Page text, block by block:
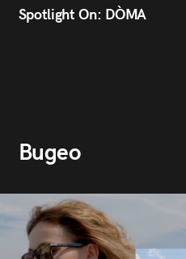
Spotlight On: DÒMA
Видео